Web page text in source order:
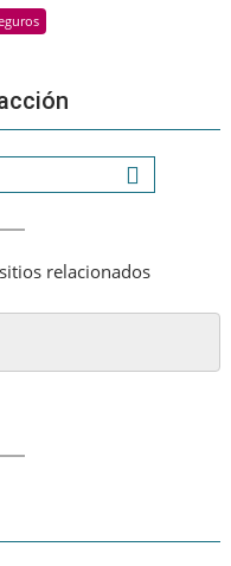
relacionados